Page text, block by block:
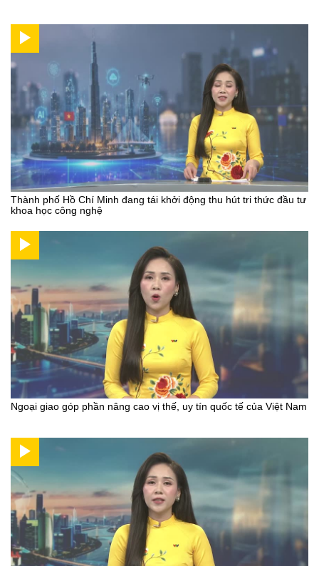
Thành phố Hồ Chí Minh đang tái khởi động thu hút tri thức đầu tư
khoa học công nghệ
Ngoại giao góp phần nâng cao vị thế, uy tín quốc tế của Việt Nam